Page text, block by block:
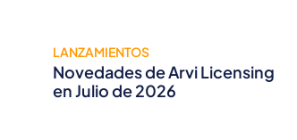
LANZAMIENTOS
Novedades de Arvi Licensing
en Julio de 2026